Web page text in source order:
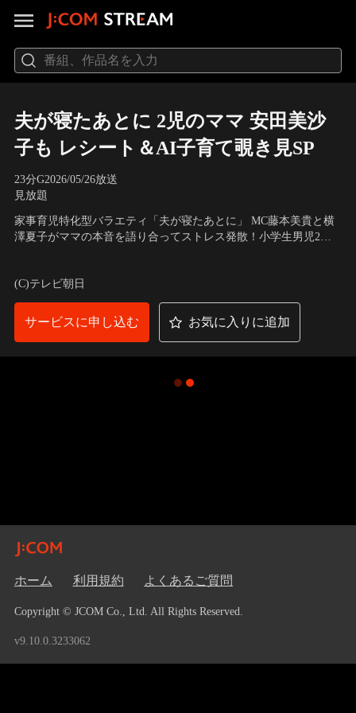
夫が寝たあとに 2児のママ 安田美沙
子も レシート＆AI子育て覗き見SP
23分G2026/05/26放送
見放題
家事育児特化型バラエティ「夫が寝たあとに」 MC藤本美貴と横
澤夏子がママの本音を語り合ってストレス発散！小学生男児2人
ー、ドラッグストア リアル購入品を大公開
(C)テレビ朝日
サービスに申し込む お気に入りに追加
ホーム 利用規約 よくあるご質問
Copyright © JCOM Co., Ltd. All Rights Reserved.
v9.10.0.3233062